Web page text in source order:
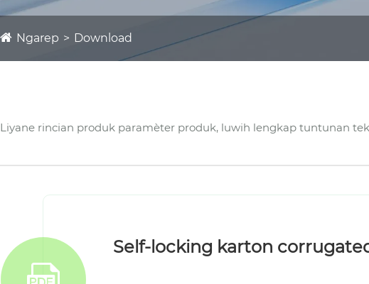
Ngarep Download
Liyane rincian produk paramèter produk, luwih lengkap tuntunan
Self-locking karton